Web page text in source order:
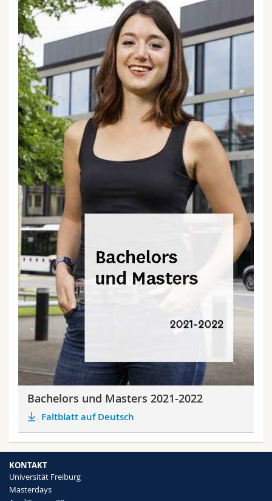
Bachelors und Masters 2021-2022
Faltblatt auf Deutsch
KONTAKT
Universität Freiburg
Masterdays